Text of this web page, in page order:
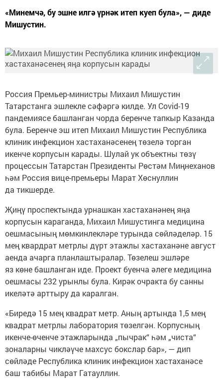
«Минемчә, бу эшне илгә үрнәк итеп куеп була», — диде
Мишустин.
Россия Премьер-министры Михаил Мишустин
Татарстанга эшлекле сәфәргә килде. Ул Covid-19
пандемиясе башланган чорда беренче тапкыр Казанда
була. Беренче эш итеп Михаил Мишустин Республика
клиник инфекцион хастаханәсенең төзелә торган
икенче корпусын карады. Шулай ук объектны төзү
процессын Татарстан Президенты Рөстәм Миңнеханов
һәм Россия вице-премьеры Марат Хөснуллин
да тикшерде.
Җиңү проспектында урнашкан хастаханәнең яңа
корпусын караганда, Михаил Мишустинга медицина
оешмасының мөмкинлекләре турында сөйләделәр. 15
мең квардрат метрлы дүрт этажлы хастаханәне август
аенда ачарга планлаштыралар. Төзелеш эшләре
яз көне башланган иде. Проект буенча әлеге медицина
оешмасы 232 урынлы була. Кирәк очракта бу санны
икеләтә арттыру да каралган.
«Биредә 15 мең квадрат метр. Аның артында 1,5 мең
квадрат метрлы лаборатория төзелгән. Корпусның
икенче-өченче этажларында „пычрак“ һәм „чиста“
зоналарны чикләүче махсус бокслар бар», — дип
сөйләде Республика клиник инфекцион хастаханәсе
баш табибы Марат Гатауллин.